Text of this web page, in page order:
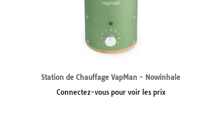
Station de Chauffage VapMan - Nowinhale
Connectez-vous pour voir les prix